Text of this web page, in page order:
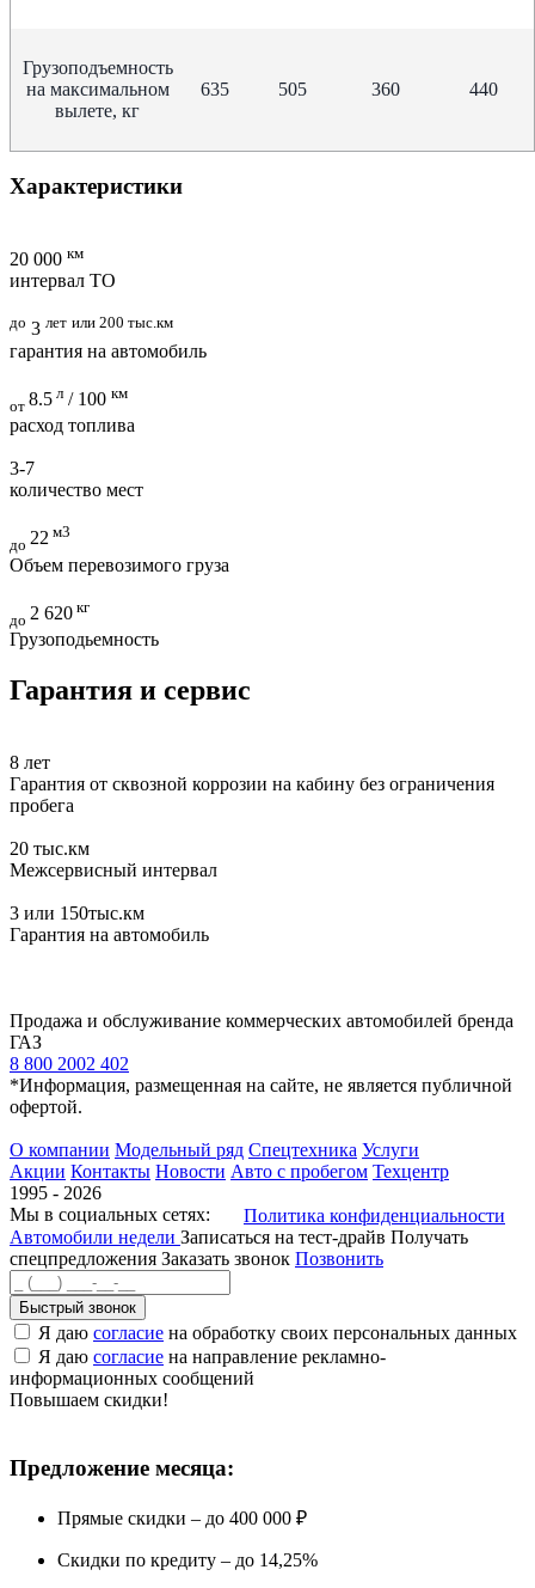
Грузоподъемность
на максимальном
вылете, кг
635 505 360 440
Характеристики
20 000 км
интервал ТО
до 3 лет или 200 тыс.км
гарантия на автомобиль
от 8.5 л / 100 км
расход топлива
3-7
количество мест
до 22 м3
Объем перевозимого груза
до 2 620 кг
Грузоподьемность
Гарантия и сервис
8 лет
Гарантия от сквозной коррозии на кабину без ограничения
пробега
20 тыс.км
Межсервисный интервал
3 или 150тыс.км
Гарантия на автомобиль
Продажа и обслуживание коммерческих автомобилей бренда
ГАЗ
8 800 2002 402
*Информация, размещенная на сайте, не является публичной
офертой.
О компании Модельный ряд Спецтехника Услуги
Акции Контакты Новости Авто с пробегом Техцентр
1995 - 2026
Мы в социальных сетях:
Политика конфиденциальности
Автомобили недели Записаться на тест-драйв Получать
спецпредложения Заказать звонок Позвонить
Быстрый звонок
Я даю согласие на обработку своих персональных данных
Я даю согласие на направление рекламно-
информационных сообщений
Повышаем скидки!
Предложение месяца:
Прямые скидки – до 400 000 ₽
Скидки по кредиту – до 14,25%